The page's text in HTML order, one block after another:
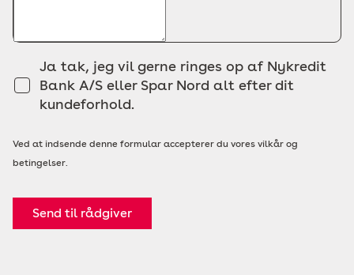
Ja tak, jeg vil gerne ringes op af Nykredit
Bank A/S eller Spar Nord alt efter dit
kundeforhold.
Ved at indsende denne formular accepterer du vores vilkår og
betingelser.
Send til rådgiver